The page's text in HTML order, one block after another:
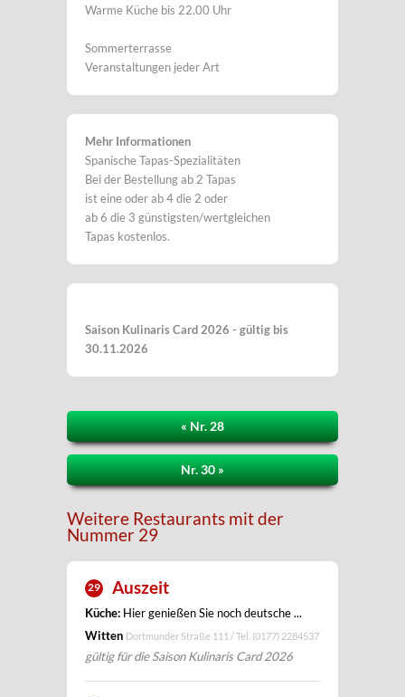
Warme Küche bis 22.00 Uhr
Sommerterrasse
Veranstaltungen jeder Art
Mehr Informationen
Spanische Tapas-Spezialitäten
Bei der Bestellung ab 2 Tapas
ist eine oder ab 4 die 2 oder
ab 6 die 3 günstigsten/wertgleichen
Tapas kostenlos.
Saison Kulinaris Card 2026 - gültig bis
30.11.2026
« Nr. 28
Nr. 30 »
Weitere Restaurants mit der
Nummer 29
29 Auszeit
Küche: Hier genießen Sie noch deutsche ...
Witten Dortmunder Straße 111 / Tel. (0177) 2284537
gültig für die Saison Kulinaris Card 2026